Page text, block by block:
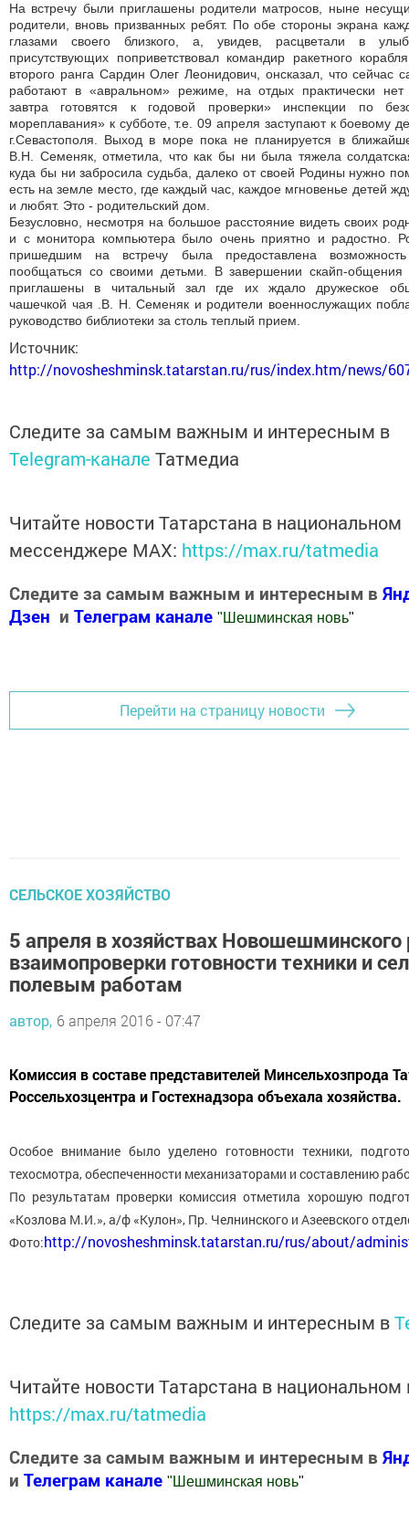
На встречу были приглашены родители матросов, ныне
родители, вновь призванных ребят. По обе стороны экрана
глазами своего близкого, а, увидев, расцветали в
присутствующих поприветствовал командир ракетного
второго ранга Сардин Олег Леонидович, онсказал, что сейчас
работают в «авральном» режиме, на отдых практически нет
завтра готовятся к годовой проверки» инспекции по
мореплавания» к субботе, т.е. 09 апреля заступают к боевому
г.Севастополя. Выход в море пока не планируется в
В.Н. Семеняк, отметила, что как бы ни была тяжела
куда бы ни забросила судьба, далеко от своей Родины нужно
есть на земле место, где каждый час, каждое мгновенье детей
и любят. Это - родительский дом.
Безусловно, несмотря на большое расстояние видеть своих
и с монитора компьютера было очень приятно и радостно.
пришедшим на встречу была предоставлена
пообщаться со своими детьми. В завершении скайп-
приглашены в читальный зал где их ждало дружеское
чашечкой чая .В. Н. Семеняк и родители военнослужащих
руководство библиотеки за столь теплый прием.
Источник:
http://novosheshminsk.tatarstan.ru/rus/index.htm/news/
Следите за самым важным и интересным в
Telegram-канале Татмедиа
Читайте новости Татарстана в национальном
мессенджере MАХ: https://max.ru/tatmedia
Следите за самым важным и интересным в
Дзен и Телеграм канале " Шешминская новь"
Перейти на страницу новости
СЕЛЬСКОЕ ХОЗЯЙСТВО
5 апреля в хозяйствах
взаимопроверки готовности техники и
полевым работам
автор, 6 апреля 2016 - 07:47
Комиссия в составе представителей Минсельхозпрода
Россельхозцентра и Гостехнадзора объехала хозяйства.
Особое внимание было уделено готовности техники,
техосмотра, обеспеченности механизаторами и составлению
По результатам проверки комиссия отметила хорошую
«Козлова М.И.», а/ф «Кулон», Пр. Челнинского и Азеевского
Фото:http://novosheshminsk.tatarstan.ru/rus/about/
Следите за самым важным и интересным в
Читайте новости Татарстана в
https://max.ru/tatmedia
Следите за самым важным и интересным в
и Телеграм канале " Шешминская новь"